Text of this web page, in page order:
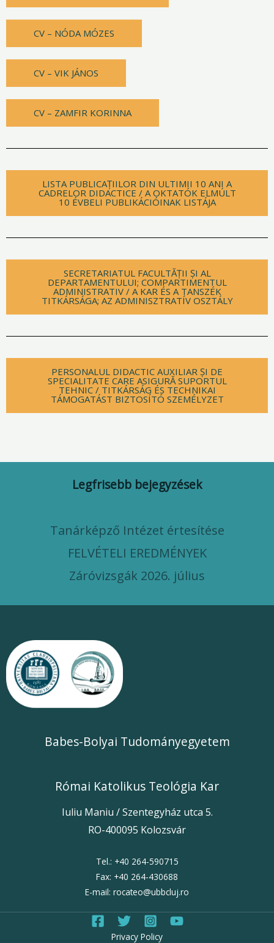
CV – NÓDA MÓZES
CV – VIK JÁNOS
CV – ZAMFIR KORINNA
LISTA PUBLICAȚIILOR DIN ULTIMII 10 ANI A
CADRELOR DIDACTICE / A OKTATÓK ELMÚLT
10 ÉVBELI PUBLIKÁCIÓINAK LISTÁJA
SECRETARIATUL FACULTĂȚII ȘI AL
DEPARTAMENTULUI; COMPARTIMENTUL
ADMINISTRATIV / A KAR ÉS A TANSZÉK
TITKÁRSÁGA; AZ ADMINISZTRATÍV OSZTÁLY
PERSONALUL DIDACTIC AUXILIAR ȘI DE
SPECIALITATE CARE ASIGURĂ SUPORTUL
TEHNIC / TITKÁRSÁG ÉS TECHNIKAI
TÁMOGATÁST BIZTOSÍTÓ SZEMÉLYZET
Legfrisebb bejegyzések
Tanárképző Intézet értesítése
FELVÉTELI EREDMÉNYEK
Záróvizsgák 2026. július
Babes-Bolyai Tudományegyetem
Római Katolikus Teológia Kar
Iuliu Maniu / Szentegyház utca 5.
RO-400095 Kolozsvár
Tel.: +40 264-590715
Fax: +40 264-430688
E-mail: rocateo@ubbcluj.ro
Privacy Policy